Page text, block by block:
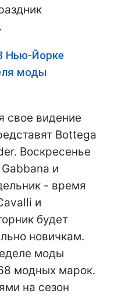
Нью-Йорке
моды
свое видение
Bottega
Воскресенье
и
- время
и
будет
новичкам.
моды
модных марок.
на сезон